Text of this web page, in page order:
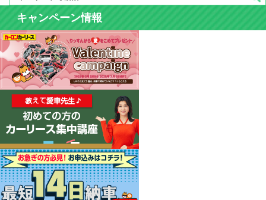
カーリース体験談
お役立ち記事
キャンペーン情報